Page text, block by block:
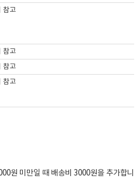
참고
참고
참고
참고
원 미만일 때 배송비 3000원을 추가합니